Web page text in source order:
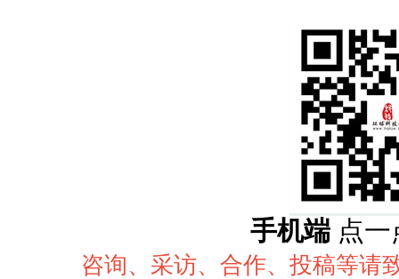
手机端 点
咨询、采访、合作、投稿等请